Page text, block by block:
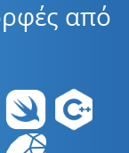
από